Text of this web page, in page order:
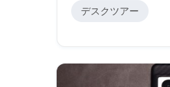
デスクツアー